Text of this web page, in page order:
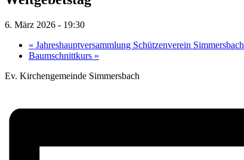
6. März 2026 - 19:30
« Jahreshauptversammlung Schützenverein Simmersbach
Baumschnittkurs »
Ev. Kirchengemeinde Simmersbach